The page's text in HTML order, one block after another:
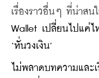
เรื่องราวอื่นๆ ที่น่าสน
Wallet เปลี่ยนไปแค่ไ
‘หั่นวงเงิน’
ไม่พลาดบทความและ